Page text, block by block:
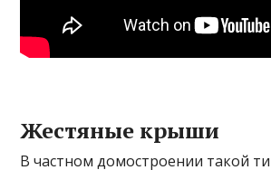
Жестяные крыши
В частном домостроении такой